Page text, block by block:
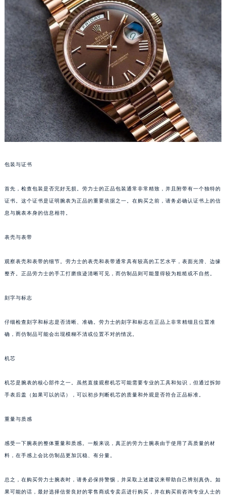
包装与证书
首先，检查包装是否完好无损。劳力士的正品包装通常非常精致，并且附带有一个独特的
证书。这个证书是证明腕表为正品的重要依据之一。在购买之前，请务必确认证书上的信
息与腕表本身的信息相符。
表壳与表带
观察表壳和表带的细节。劳力士的表壳和表带通常具有较高的工艺水平，表面光滑、边缘
整齐。正品劳力士的手工打磨痕迹清晰可见，而仿制品则可能显得较为粗糙或不自然。
刻字与标志
仔细检查刻字和标志是否清晰、准确。劳力士的刻字和标志在正品上非常精细且位置准
确，而仿制品可能会出现模糊不清或位置不对的情况。
机芯
机芯是腕表的核心部件之一。虽然直接观察机芯可能需要专业的工具和知识，但通过拆卸
手表后盖（如果可以的话），可以初步判断机芯的质量和外观是否符合正品标准。
重量与质感
感受一下腕表的整体重量和质感。一般来说，真正的劳力士腕表由于使用了高质量的材
料，在手感上会比仿制品更加沉稳、有分量。
总之，在购买劳力士腕表时，请务必保持警惕，并采取上述建议来帮助自己辨别真伪。如
果可能的话，最好选择信誉良好的零售商或专卖店进行购买，并在购买前咨询专业人士的